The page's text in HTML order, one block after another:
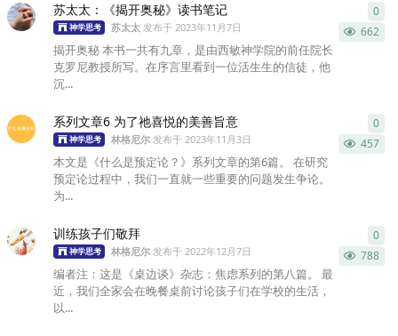
苏太太：《揭开奥秘》读书笔记
神学思考 苏太太 发布于2023年11月7日 662
揭开奥秘 本书一共有九章，是由西敏神学院的前任院长
克罗尼教授所写。在序言里看到一位活生生的信徒，他
沉...
0
系列文章6 为了祂喜悦的美善旨意
神学思考 林格尼尔 发布于2023年11月3日 457
本文是《什么是预定论？》系列文章的第6篇。 在研究
预定论过程中，我们一直就一些重要的问题发生争论。
为...
0
训练孩子们敬拜
神学思考 林格尼尔 发布于2022年12月7日 788
编者注：这是《桌边谈》杂志：焦虑系列的第八篇。 最
近，我们全家会在晚餐桌前讨论孩子们在学校的生活，
以...
0